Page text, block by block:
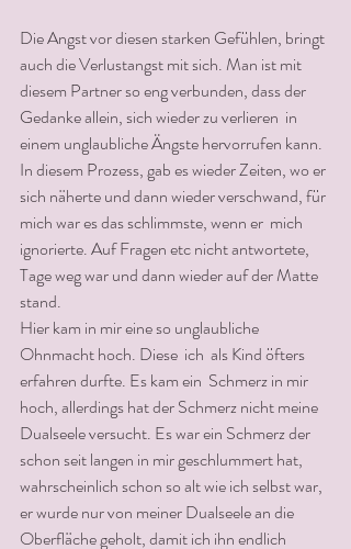
Die Angst vor diesen starken Gefühlen, bringt
auch die Verlustangst mit sich. Man ist mit
diesem Partner so eng verbunden, dass der
Gedanke allein, sich wieder zu verlieren  in
einem unglaubliche Ängste hervorrufen kann.
In diesem Prozess, gab es wieder Zeiten, wo er
sich näherte und dann wieder verschwand, für
mich war es das schlimmste, wenn er  mich
ignorierte. Auf Fragen etc nicht antwortete,
Tage weg war und dann wieder auf der Matte
stand.
Hier kam in mir eine so unglaubliche
Ohnmacht hoch. Diese  ich  als Kind öfters
erfahren durfte. Es kam ein  Schmerz in mir
hoch, allerdings hat der Schmerz nicht meine
Dualseele versucht. Es war ein Schmerz der
schon seit langen in mir geschlummert hat,
wahrscheinlich schon so alt wie ich selbst war,
er wurde nur von meiner Dualseele an die
Oberfläche geholt, damit ich ihn endlich